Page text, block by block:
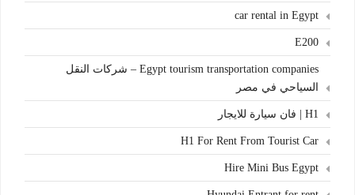
car rental in Egypt
E200
Egypt tourism transportation companies – شركات النقل
السياحي في مصر
H1 | فان سيارة للايجار
H1 For Rent From Tourist Car
Hire Mini Bus Egypt